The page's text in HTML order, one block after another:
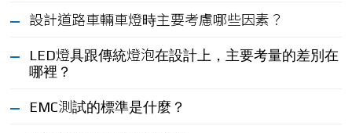
設計道路車輛車燈時主要考慮哪些因素？
LED燈具跟傳統燈泡在設計上，主要考量的差別在
哪裡？
EMC測試的標準是什麼？